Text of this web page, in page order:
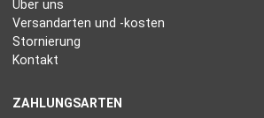
Über uns
Versandarten und -kosten
Stornierung
Kontakt
ZAHLUNGSARTEN